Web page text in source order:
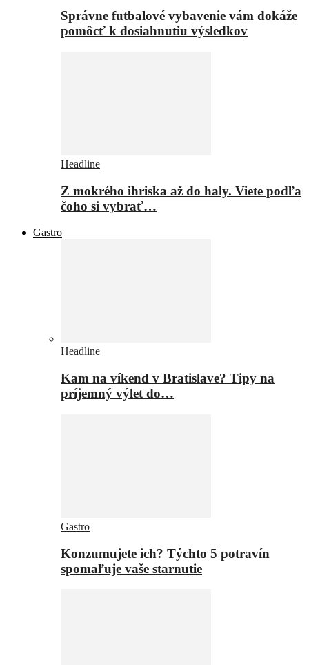
Správne futbalové vybavenie vám dokáže
pomôcť k dosiahnutiu výsledkov
Headline
Z mokrého ihriska až do haly. Viete podľa
čoho si vybrať…
Gastro
Headline
Kam na víkend v Bratislave? Tipy na
príjemný výlet do…
Gastro
Konzumujete ich? Týchto 5 potravín
spomaľuje vaše starnutie